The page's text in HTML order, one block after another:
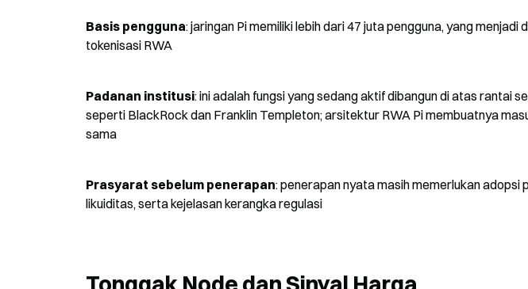
Basis pengguna: jaringan Pi memiliki lebih dari 47 juta pengguna, yang
tokenisasi RWA
Padanan institusi: ini adalah fungsi yang sedang aktif dibangun di atas rantai
seperti BlackRock dan Franklin Templeton; arsitektur RWA Pi membuatnya
sama
Prasyarat sebelum penerapan: penerapan nyata masih memerlukan adopsi
likuiditas, serta kejelasan kerangka regulasi